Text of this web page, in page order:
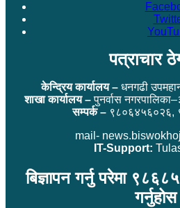
पत्राचार
केन्द्रिय कार्यालय – धनगढी
शाखा कार्यालय –पुनर्वास
सम्पर्क –९८०६४५६०२६,
mail-
IT-Support:
बिज्ञापन गर्नु परेमा
गर्नुहोस